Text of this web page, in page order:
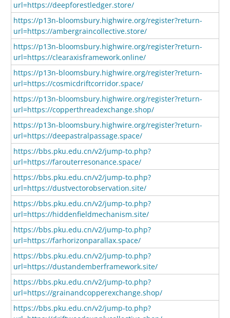
url=https://deepforestledger.store/
https://p13n-bloomsbury.highwire.org/register?return-
url=https://ambergraincollective.store/
https://p13n-bloomsbury.highwire.org/register?return-
url=https://clearaxisframework.online/
https://p13n-bloomsbury.highwire.org/register?return-
url=https://cosmicdriftcorridor.space/
https://p13n-bloomsbury.highwire.org/register?return-
url=https://copperthreadexchange.shop/
https://p13n-bloomsbury.highwire.org/register?return-
url=https://deepastralpassage.space/
https://bbs.pku.edu.cn/v2/jump-to.php?
url=https://farouterresonance.space/
https://bbs.pku.edu.cn/v2/jump-to.php?
url=https://dustvectorobservation.site/
https://bbs.pku.edu.cn/v2/jump-to.php?
url=https://hiddenfieldmechanism.site/
https://bbs.pku.edu.cn/v2/jump-to.php?
url=https://farhorizonparallax.space/
https://bbs.pku.edu.cn/v2/jump-to.php?
url=https://dustandemberframework.site/
https://bbs.pku.edu.cn/v2/jump-to.php?
url=https://grainandcopperexchange.shop/
https://bbs.pku.edu.cn/v2/jump-to.php?